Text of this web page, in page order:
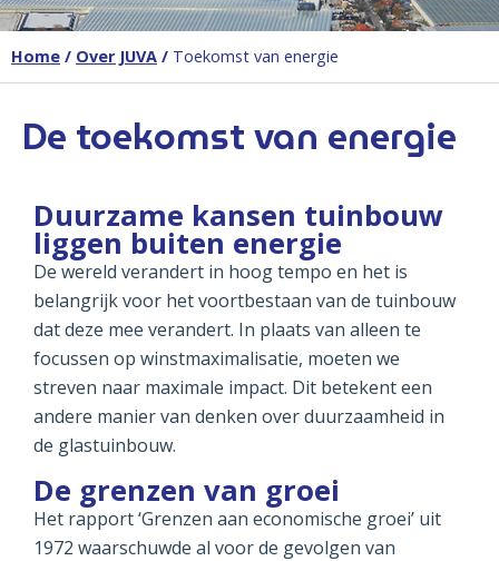
Home / Over JUVA / Toekomst van energie
De toekomst van energie
Duurzame kansen tuinbouw
liggen buiten energie
De wereld verandert in hoog tempo en het is
belangrijk voor het voortbestaan van de tuinbouw
dat deze mee verandert. In plaats van alleen te
focussen op winstmaximalisatie, moeten we
streven naar maximale impact. Dit betekent een
andere manier van denken over duurzaamheid in
de glastuinbouw.
De grenzen van groei
Het rapport ‘Grenzen aan economische groei’ uit
1972 waarschuwde al voor de gevolgen van